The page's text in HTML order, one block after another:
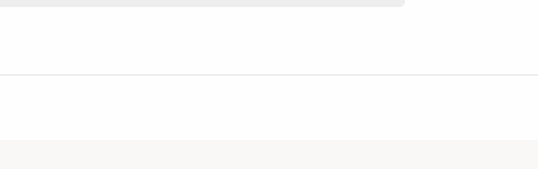
etiketter